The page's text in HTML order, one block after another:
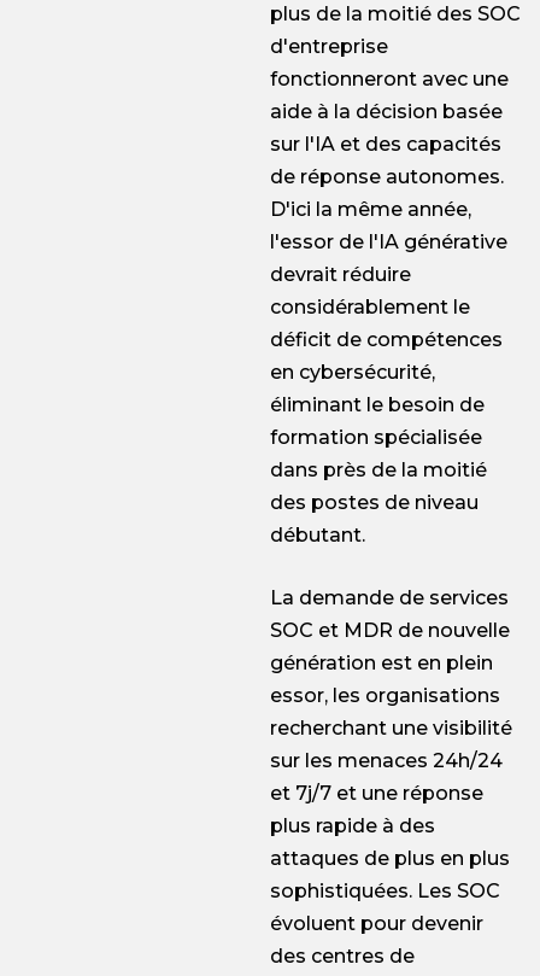
plus de la moitié des SOC
d'entreprise
fonctionneront avec une
aide à la décision basée
sur l'IA et des capacités
de réponse autonomes.
D'ici la même année,
l'essor de l'IA générative
devrait réduire
considérablement le
déficit de compétences
en cybersécurité,
éliminant le besoin de
formation spécialisée
dans près de la moitié
des postes de niveau
débutant.
La demande de services
SOC et MDR de nouvelle
génération est en plein
essor, les organisations
recherchant une visibilité
sur les menaces 24h/24
et 7j/7 et une réponse
plus rapide à des
attaques de plus en plus
sophistiquées. Les SOC
évoluent pour devenir
des centres de